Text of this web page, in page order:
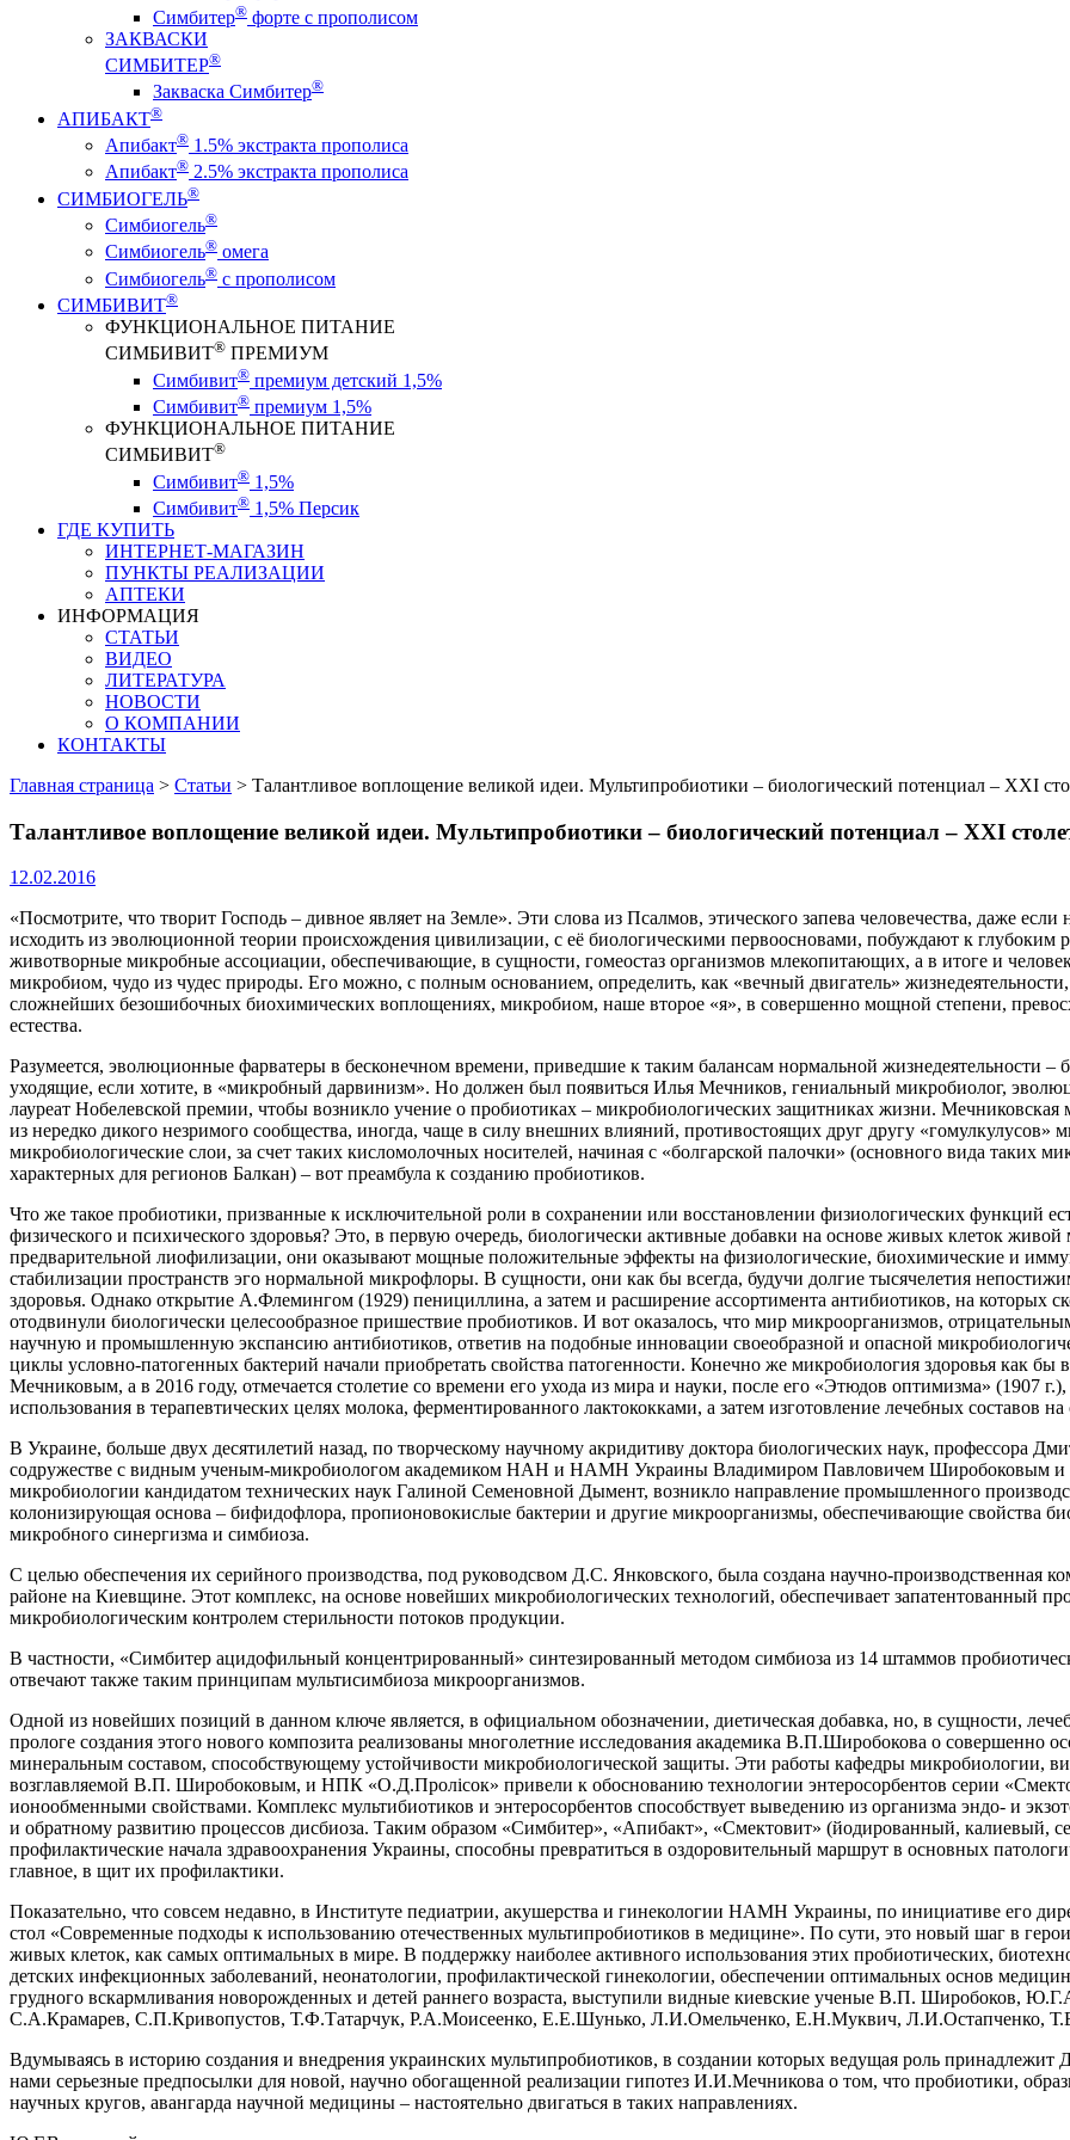
Симбитер® форте с прополисом
ЗАКВАСКИ
СИМБИТЕР®
Закваска Симбитер®
АПИБАКТ®
Апибакт® 1.5% экстракта прополиса
Апибакт® 2.5% экстракта прополиса
СИМБИОГЕЛЬ®
Симбиогель®
Симбиогель® омега
Симбиогель® c прополисом
СИМБИВИТ®
ФУНКЦИОНАЛЬНОЕ ПИТАНИЕ
СИМБИВИТ® ПРЕМИУМ
Симбивит® премиум детский 1,5%
Симбивит® премиум 1,5%
ФУНКЦИОНАЛЬНОЕ ПИТАНИЕ
СИМБИВИТ®
Симбивит® 1,5%
Симбивит® 1,5% Персик
ГДЕ КУПИТЬ
ИНТЕРНЕТ-МАГАЗИН
ПУНКТЫ РЕАЛИЗАЦИИ
АПТЕКИ
ИНФОРМАЦИЯ
СТАТЬИ
ВИДЕО
ЛИТЕРАТУРА
НОВОСТИ
О КОМПАНИИ
КОНТАКТЫ
Главная страница > Статьи > Талантливое воплощение великой идеи. Мультипробиотики – биологический потенциал – ХХІ
Талантливое воплощение великой идеи. Мультипробиотики – биологический потенциал – ХХІ
12.02.2016
«Посмотрите, что творит Господь – дивное являет на Земле». Эти слова из Псалмов, этического запева человечества, даже
исходить из эволюционной теории происхождения цивилизации, с её биологическими первоосновами, побуждают к
животворные микробные ассоциации, обеспечивающие, в сущности, гомеостаз организмов млекопитающих, а в итоге и
микробиом, чудо из чудес природы. Его можно, с полным основанием, определить, как «вечный двигатель»
сложнейших безошибочных биохимических воплощениях, микробиом, наше второе «я», в совершенно мощной степени,
естества.
Разумеется, эволюционные фарватеры в бесконечном времени, приведшие к таким балансам нормальной жизнедеятельности
уходящие, если хотите, в «микробный дарвинизм». Но должен был появиться Илья Мечников, гениальный микробиолог,
лауреат Нобелевской премии, чтобы возникло учение о пробиотиках – микробиологических защитниках жизни.
из нередко дикого незримого сообщества, иногда, чаще в силу внешних влияний, противостоящих друг другу «гомулкулусов»
микробиологические слои, за счет таких кисломолочных носителей, начиная с «болгарской палочки» (основного вида таких
характерных для регионов Балкан) – вот преамбула к созданию пробиотиков.
Что же такое пробиотики, призванные к исключительной роли в сохранении или восстановлении физиологических функций
физического и психического здоровья? Это, в первую очередь, биологически активные добавки на основе живых клеток
предварительной лиофилизации, они оказывают мощные положительные эффекты на физиологические, биохимические и
стабилизации пространств эго нормальной микрофлоры. В сущности, они как бы всегда, будучи долгие тысячелетия
здоровья. Однако открытие А.Флемингом (1929) пенициллина, а затем и расширение ассортимента антибиотиков, на
отодвинули биологически целесообразное пришествие пробиотиков. И вот оказалось, что мир микроорганизмов,
научную и промышленную экспансию антибиотиков, ответив на подобные инновации своеобразной и опасной
циклы условно-патогенных бактерий начали приобретать свойства патогенности. Конечно же микробиология здоровья как
Мечниковым, а в 2016 году, отмечается столетие со времени его ухода из мира и науки, после его «Этюдов оптимизма» (1907
использования в терапевтических целях молока, ферментированного лактококками, а затем изготовление лечебных составов
В Украине, больше двух десятилетий назад, по творческому научному акридитиву доктора биологических наук, профессора
содружестве с видным ученым-микробиологом академиком НАН и НАМН Украины Владимиром Павловичем Широбоковым и
микробиологии кандидатом технических наук Галиной Семеновной Дымент, возникло направление промышленного
колонизирующая основа – бифидофлора, пропионовокислые бактерии и другие микроорганизмы, обеспечивающие свойства
микробного синергизма и симбиоза.
С целью обеспечения их серийного производства, под руководсвом Д.С. Янковского, была создана научно-производственная
районе на Киевщине. Этот комплекс, на основе новейших микробиологических технологий, обеспечивает запатентованный
микробиологическим контролем стерильности потоков продукции.
В частности, «Симбитер ацидофильный концентрированный» синтезированный методом симбиоза из 14 штаммов
отвечают также таким принципам мультисимбиоза микроорганизмов.
Одной из новейших позиций в данном ключе является, в официальном обозначении, диетическая добавка, но, в сущности,
прологе создания этого нового композита реализованы многолетние исследования академика В.П.Широбокова о совершенно
минеральным составом, способствующему устойчивости микробиологической защиты. Эти работы кафедры
возглавляемой В.П. Широбоковым, и НПК «О.Д.Пролісок» привели к обоснованию технологии энтеросорбентов серии
ионообменными свойствами. Комплекс мультибиотиков и энтеросорбентов способствует выведению из организма эндо- и
и обратному развитию процессов дисбиоза. Таким образом «Симбитер», «Апибакт», «Смектовит» (йодированный, калиевый,
профилактические начала здравоохранения Украины, способны превратиться в оздоровительный маршрут в основных
главное, в щит их профилактики.
Показательно, что совсем недавно, в Институте педиатрии, акушерства и гинекологии НАМН Украины, по инициативе его
стол «Современные подходы к использованию отечественных мультипробиотиков в медицине». По сути, это новый шаг в
живых клеток, как самых оптимальных в мире. В поддержку наиболее активного использования этих пробиотических,
детских инфекционных заболеваний, неонатологии, профилактической гинекологии, обеспечении оптимальных основ
грудного вскармливания новорожденных и детей раннего возраста, выступили видные киевские ученые В.П. Широбоков,
С.А.Крамарев, С.П.Кривопустов, Т.Ф.Татарчук, Р.А.Моисеенко, Е.Е.Шунько, Л.И.Омельченко, Е.Н.Муквич, Л.И.Остапченко,
Вдумываясь в историю создания и внедрения украинских мультипробиотиков, в создании которых ведущая роль
нами серьезные предпосылки для новой, научно обогащенной реализации гипотез И.И.Мечникова о том, что пробиотики,
научных кругов, авангарда научной медицины – настоятельно двигаться в таких направлениях.